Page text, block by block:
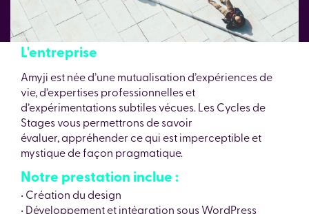
L'entreprise
Amyji est née d’une mutualisation d’expériences de
vie, d’expertises professionnelles et
d’expérimentations subtiles vécues. Les Cycles de
Stages vous permettrons de savoir
évaluer, appréhender ce qui est imperceptible et
mystique de façon pragmatique.
Notre prestation inclue :
• Création du design
• Développement et intégration sous WordPress